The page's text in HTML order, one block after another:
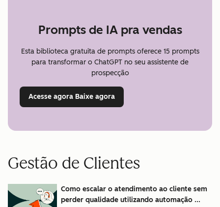
Prompts de IA pra vendas
Esta biblioteca gratuita de prompts oferece 15 prompts
para transformar o ChatGPT no seu assistente de
prospecção
Acesse agora Baixe agora
Gestão de Clientes
Como escalar o atendimento ao cliente sem
perder qualidade utilizando automação ...